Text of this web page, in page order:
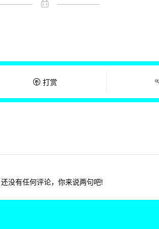
打赏
还没有任何评论，你来说两句吧!